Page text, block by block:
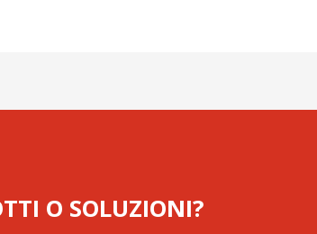
O SOLUZIONI?